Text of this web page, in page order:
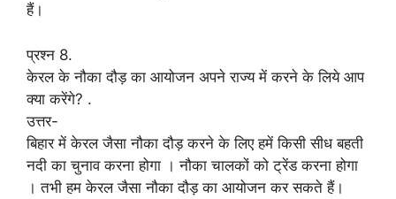
हैं।
प्रश्न 8.
केरल के नौका दौड़ का आयोजन अपने राज्य में करने के लिये आप
क्या करेंगे? .
उत्तर-
बिहार में केरल जैसा नौका दौड़ करने के लिए हमें किसी सीध बहती
नदी का चुनाव करना होगा । नौका चालकों को ट्रेंड करना होगा
। तभी हम केरल जैसा नौका दौड़ का आयोजन कर सकते हैं।